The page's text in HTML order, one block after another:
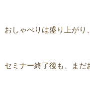
おしゃべりは盛り上がり
セミナー終了後も、まだ